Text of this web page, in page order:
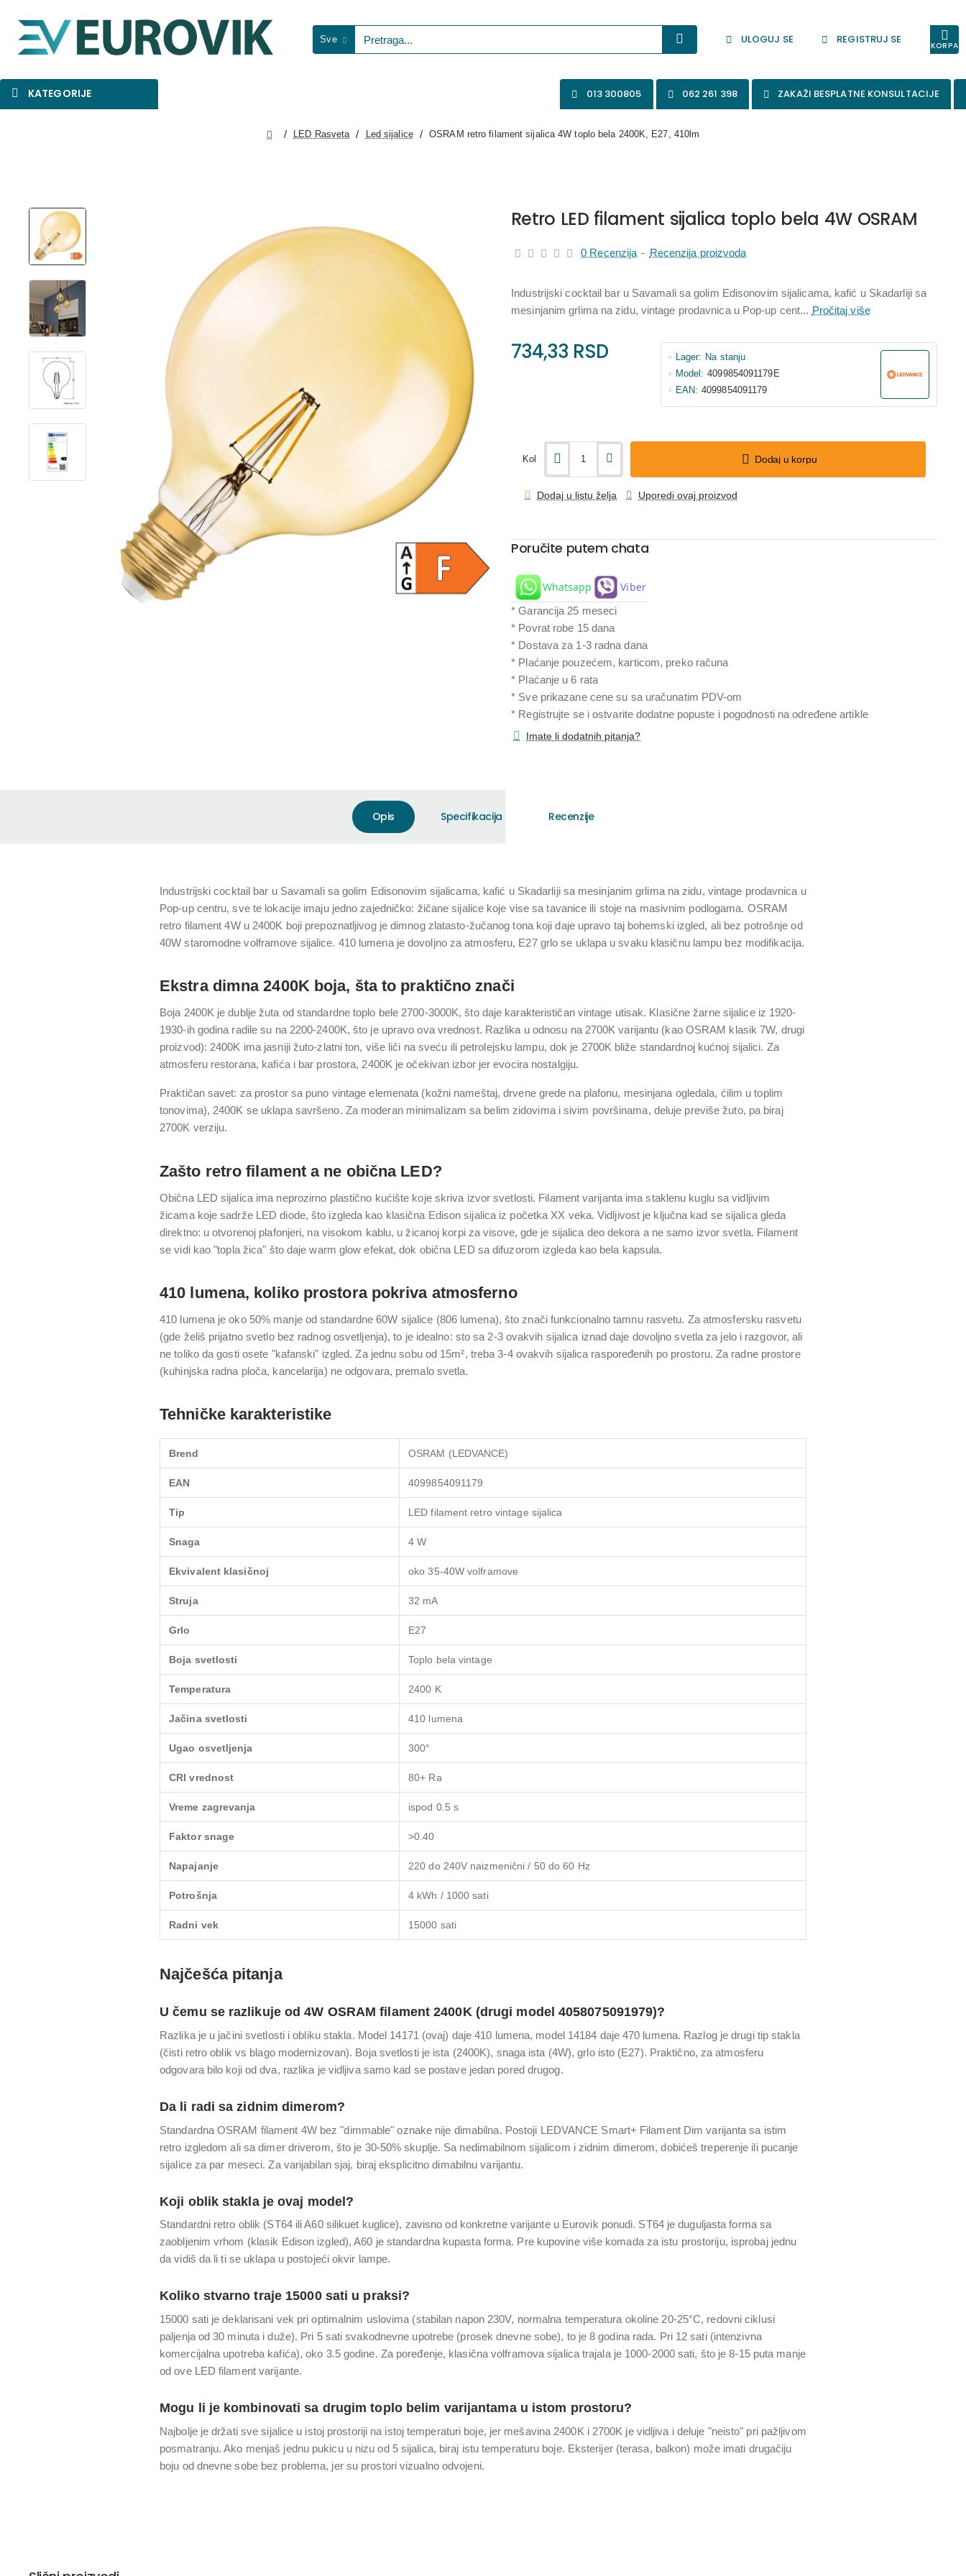
Sve
Pretraga... ULOGUJ SE REGISTRUJ SE KORPA
KATEGORIJE SVE ZA VIDEO NADZOR
013 300805 062 261 398 ZAKAŽI BESPLATNE KONSULTACIJE
LED Rasveta Led sijalice OSRAM retro filament sijalica 4W toplo bela 2400K, E27, 410lm
Retro LED filament sijalica toplo bela 4W OSRAM
Industrijski cocktail bar u Savamali sa golim Edisonovim sijalicama, kafić u Skadarliji sa
mesinjanim grlima na zidu, vintage prodavnica u Pop-up cent... Pročitaj više
0 Recenzija - Recenzija proizvoda
734,33 RSD Lager: Na stanju
Model: 4099854091179E
EAN: 4099854091179
Kol Dodaj u korpu
Dodaj u listu želja Uporedi ovaj proizvod
Poručite putem chata
Whatsapp Viber
* Garancija 25 meseci
* Povrat robe 15 dana
* Dostava za 1-3 radna dana
* Plaćanje pouzećem, karticom, preko računa
* Plaćanje u 6 rata
* Sve prikazane cene su sa uračunatim PDV-om
* Registrujte se i ostvarite dodatne popuste i pogodnosti na određene artikle
Imate li dodatnih pitanja?
Opis Specifikacija Recenzije
Industrijski cocktail bar u Savamali sa golim Edisonovim sijalicama, kafić u Skadarliji sa mesinjanim grlima na zidu, vintage prodavnica u
Pop-up centru, sve te lokacije imaju jedno zajedničko: žičane sijalice koje vise sa tavanice ili stoje na masivnim podlogama. OSRAM
retro filament 4W u 2400K boji prepoznatljivog je dimnog zlatasto-žučanog tona koji daje upravo taj bohemski izgled, ali bez potrošnje od
40W staromodne volframove sijalice. 410 lumena je dovoljno za atmosferu, E27 grlo se uklapa u svaku klasičnu lampu bez modifikacija.
Ekstra dimna 2400K boja, šta to praktično znači
Boja 2400K je dublje žuta od standardne toplo bele 2700-3000K, što daje karakterističan vintage utisak. Klasične žarne sijalice iz 1920-
1930-ih godina radile su na 2200-2400K, što je upravo ova vrednost. Razlika u odnosu na 2700K varijantu (kao OSRAM klasik 7W, drugi
proizvod): 2400K ima jasniji žuto-zlatni ton, više liči na sveću ili petrolejsku lampu, dok je 2700K bliže standardnoj kućnoj sijalici. Za
atmosferu restorana, kafića i bar prostora, 2400K je očekivan izbor jer evocira nostalgiju.
Praktičan savet: za prostor sa puno vintage elemenata (kožni nameštaj, drvene grede na plafonu, mesinjana ogledala, ćilim u toplim
tonovima), 2400K se uklapa savršeno. Za moderan minimalizam sa belim zidovima i sivim površinama, deluje previše žuto, pa biraj
2700K verziju.
Zašto retro filament a ne obična LED?
Obična LED sijalica ima neprozirno plastično kućište koje skriva izvor svetlosti. Filament varijanta ima staklenu kuglu sa vidljivim
žicama koje sadrže LED diode, što izgleda kao klasična Edison sijalica iz početka XX veka. Vidljivost je ključna kad se sijalica gleda
direktno: u otvorenoj plafonjeri, na visokom kablu, u žicanoj korpi za visove, gde je sijalica deo dekora a ne samo izvor svetla. Filament
se vidi kao "topla žica" što daje warm glow efekat, dok obična LED sa difuzorom izgleda kao bela kapsula.
410 lumena, koliko prostora pokriva atmosferno
410 lumena je oko 50% manje od standardne 60W sijalice (806 lumena), što znači funkcionalno tamnu rasvetu. Za atmosfersku rasvetu
(gde želiš prijatno svetlo bez radnog osvetljenja), to je idealno: sto sa 2-3 ovakvih sijalica iznad daje dovoljno svetla za jelo i razgovor, ali
ne toliko da gosti osete "kafanski" izgled. Za jednu sobu od 15m², treba 3-4 ovakvih sijalica raspoređenih po prostoru. Za radne prostore
(kuhinjska radna ploča, kancelarija) ne odgovara, premalo svetla.
Tehničke karakteristike
Brend OSRAM (LEDVANCE)
EAN 4099854091179
Tip LED filament retro vintage sijalica
Snaga 4 W
Ekvivalent klasičnoj oko 35-40W volframove
Struja 32 mA
Grlo E27
Boja svetlosti Toplo bela vintage
Temperatura 2400 K
Jačina svetlosti 410 lumena
Ugao osvetljenja 300°
CRI vrednost 80+ Ra
Vreme zagrevanja ispod 0.5 s
Faktor snage >0.40
Napajanje 220 do 240V naizmenični / 50 do 60 Hz
Potrošnja 4 kWh / 1000 sati
Radni vek 15000 sati
Najčešća pitanja
U čemu se razlikuje od 4W OSRAM filament 2400K (drugi model 4058075091979)?
Razlika je u jačini svetlosti i obliku stakla. Model 14171 (ovaj) daje 410 lumena, model 14184 daje 470 lumena. Razlog je drugi tip stakla
(čisti retro oblik vs blago modernizovan). Boja svetlosti je ista (2400K), snaga ista (4W), grlo isto (E27). Praktično, za atmosferu
odgovara bilo koji od dva, razlika je vidljiva samo kad se postave jedan pored drugog.
Da li radi sa zidnim dimerom?
Standardna OSRAM filament 4W bez "dimmable" oznake nije dimabilna. Postoji LEDVANCE Smart+ Filament Dim varijanta sa istim
retro izgledom ali sa dimer driverom, što je 30-50% skuplje. Sa nedimabilnom sijalicom i zidnim dimerom, dobićeš treperenje ili pucanje
sijalice za par meseci. Za varijabilan sjaj, biraj eksplicitno dimabilnu varijantu.
Koji oblik stakla je ovaj model?
Standardni retro oblik (ST64 ili A60 silikuet kuglice), zavisno od konkretne varijante u Eurovik ponudi. ST64 je duguljasta forma sa
zaobljenim vrhom (klasik Edison izgled), A60 je standardna kupasta forma. Pre kupovine više komada za istu prostoriju, isprobaj jednu
da vidiš da li ti se uklapa u postojeći okvir lampe.
Koliko stvarno traje 15000 sati u praksi?
15000 sati je deklarisani vek pri optimalnim uslovima (stabilan napon 230V, normalna temperatura okoline 20-25°C, redovni ciklusi
paljenja od 30 minuta i duže). Pri 5 sati svakodnevne upotrebe (prosek dnevne sobe), to je 8 godina rada. Pri 12 sati (intenzivna
komercijalna upotreba kafića), oko 3.5 godine. Za poređenje, klasična volframova sijalica trajala je 1000-2000 sati, što je 8-15 puta manje
od ove LED filament varijante.
Mogu li je kombinovati sa drugim toplo belim varijantama u istom prostoru?
Najbolje je držati sve sijalice u istoj prostoriji na istoj temperaturi boje, jer mešavina 2400K i 2700K je vidljiva i deluje "neisto" pri pažljivom
posmatranju. Ako menjaš jednu pukicu u nizu od 5 sijalica, biraj istu temperaturu boje. Eksterijer (terasa, balkon) može imati drugačiju
boju od dnevne sobe bez problema, jer su prostori vizualno odvojeni.